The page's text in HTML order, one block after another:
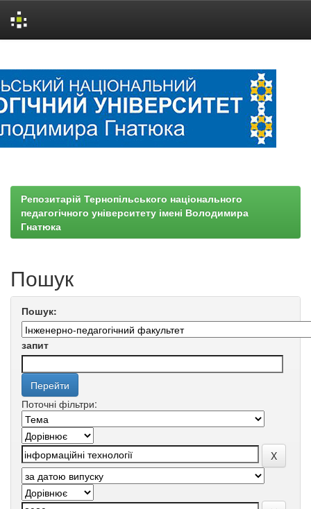
Репозитарій Тернопільського національного
педагогічного університету імені Володимира
Гнатюка
Пошук
Пошук:
запит
Поточні фільтри: